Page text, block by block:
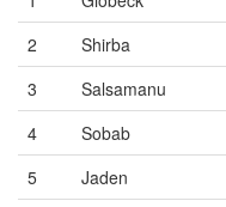
2
Shirba
3
Salsamanu
4
Sobab
5
Jaden